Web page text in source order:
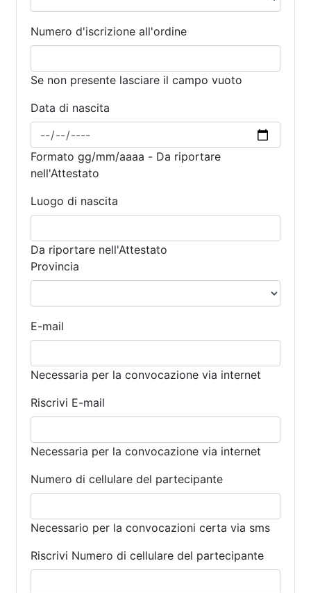
Numero d'iscrizione all'ordine
Se non presente lasciare il campo vuoto
Data di nascita
Formato gg/mm/aaaa - Da riportare
nell'Attestato
Luogo di nascita
Da riportare nell'Attestato
Provincia
E-mail
Necessaria per la convocazione via internet
Riscrivi E-mail
Necessaria per la convocazione via internet
Numero di cellulare del partecipante
Necessario per la convocazioni certa via sms
Riscrivi Numero di cellulare del partecipante